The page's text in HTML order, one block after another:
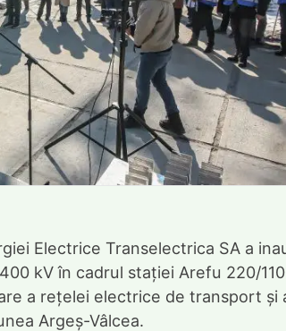
Electrice Transelectrica SA a
kV în cadrul stației Arefu 220/
a rețelei electrice de transport și
Argeș-Vâlcea.